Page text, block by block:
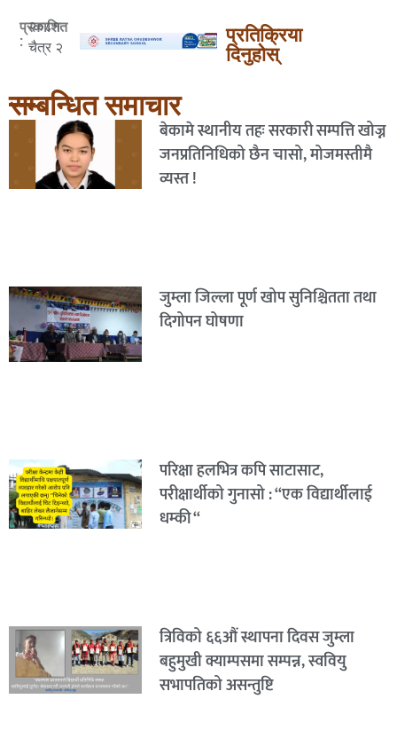
प्रकाशित
:
२०८१
चैत्र २
प्रतिक्रिया
दिनुहोस्
सम्बन्धित समाचार
बेकामे स्थानीय तहः सरकारी सम्पत्ति खोज्न
जनप्रतिनिधिको छैन चासो, मोजमस्तीमै
व्यस्त !
जुम्ला जिल्ला पूर्ण खोप सुनिश्चितता तथा
दिगोपन घोषणा
परिक्षा हलभित्र कपि साटासाट,
परीक्षार्थीको गुनासो : “एक विद्यार्थीलाई
धम्की “
त्रिविको ६६औं स्थापना दिवस जुम्ला
बहुमुखी क्याम्पसमा सम्पन्न, स्ववियु
सभापतिको असन्तुष्टि